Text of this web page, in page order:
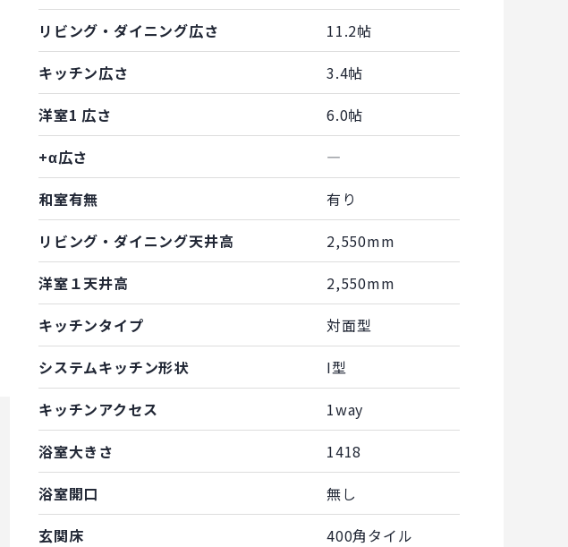
リビング・ダイニング広さ
11.2帖
キッチン広さ
3.4帖
洋室1 広さ
6.0帖
+α広さ
―
和室有無
有り
リビング・ダイニング天井高
2,550mm
洋室１天井高
2,550mm
キッチンタイプ
対面型
システムキッチン形状
I型
キッチンアクセス
1way
浴室大きさ
1418
浴室開口
無し
玄関床
400角タイル